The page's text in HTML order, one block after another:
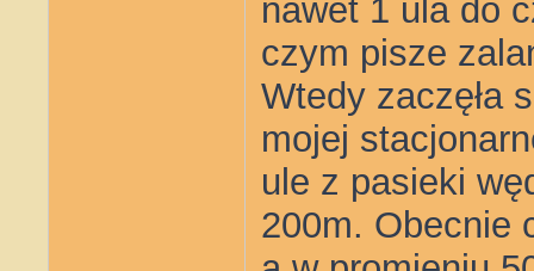
nawet 1 ula do
czym pisze
Wtedy zaczęła
mojej
ule z pasieki
200m. Obecnie